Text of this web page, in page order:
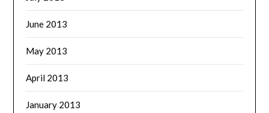
June 2013
May 2013
April 2013
January 2013